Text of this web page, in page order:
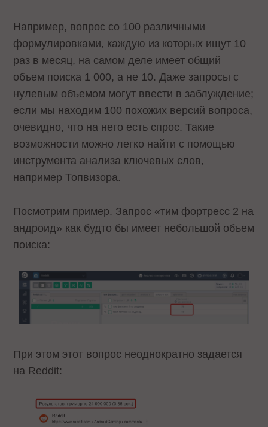
Например, вопрос со 100 различными
формулировками, каждую из которых ищут 10
раз в месяц, на самом деле имеет общий
объем поиска 1 000, а не 10. Даже запросы с
нулевым объемом могут ввести в заблуждение;
если мы находим 100 похожих версий вопроса,
очевидно, что на него есть спрос. Такие
возможности можно легко найти с помощью
инструмента анализа ключевых слов,
например Топвизора.
Посмотрим пример. Запрос «тим фортресс 2 на
андроид» как будто бы имеет небольшой объем
поиска:
При этом этот вопрос неоднократно задается
на Reddit: